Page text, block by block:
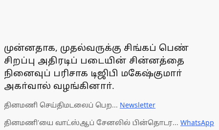
முன்னதாக, முதல்வருக்கு சிங்கப் பெண்
சிறப்பு அதிரடிப் படையின் சின்னத்தை
நினைவுப் பரிசாக டிஜிபி மகேஷ்குமாா்
அகா்வால் வழங்கினாா்.
தினமணி செய்திமடலைப் பெற... Newsletter
தினமணி'யை வாட்ஸ்ஆப் சேனலில் பின்தொடர... WhatsApp